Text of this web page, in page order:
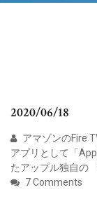
2020/06/18
アマゾンのFire
アプリとして「
たアップル独自の
7 Comments